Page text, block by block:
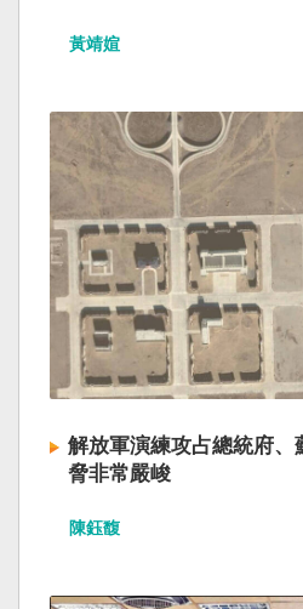
黃靖媗
解放軍演練攻占總統府、
脅非常嚴峻
陳鈺馥